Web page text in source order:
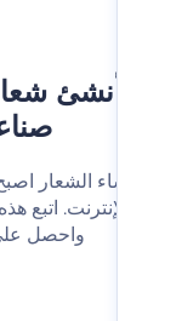
شعارات
صناعة
الشعار اصبح سريع
واحصل على